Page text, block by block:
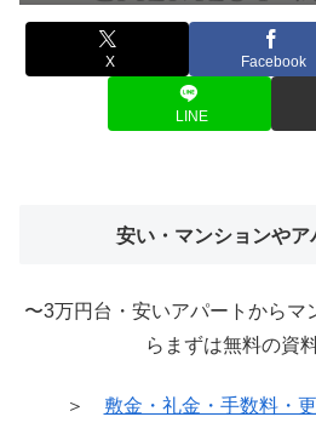
X Facebook
LINE
安い・マンションやア
〜3万円台・安いアパートからマ
らまずは無料の資
＞ 敷金・礼金・手数料・